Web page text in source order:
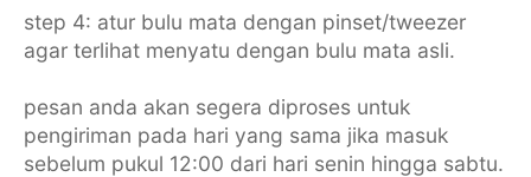
step 4: atur bulu mata dengan pinset/tweezer
agar terlihat menyatu dengan bulu mata asli.
pesan anda akan segera diproses untuk
pengiriman pada hari yang sama jika masuk
sebelum pukul 12:00 dari hari senin hingga sabtu.